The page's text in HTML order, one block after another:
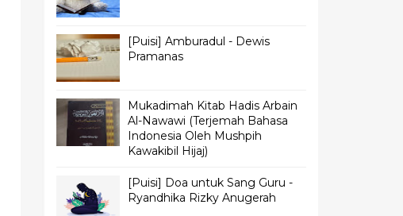
[Puisi] Amburadul - Dewis
Pramanas
Mukadimah Kitab Hadis Arbain
Al-Nawawi (Terjemah Bahasa
Indonesia Oleh Mushpih
Kawakibil Hijaj)
[Puisi] Doa untuk Sang Guru -
Ryandhika Rizky Anugerah